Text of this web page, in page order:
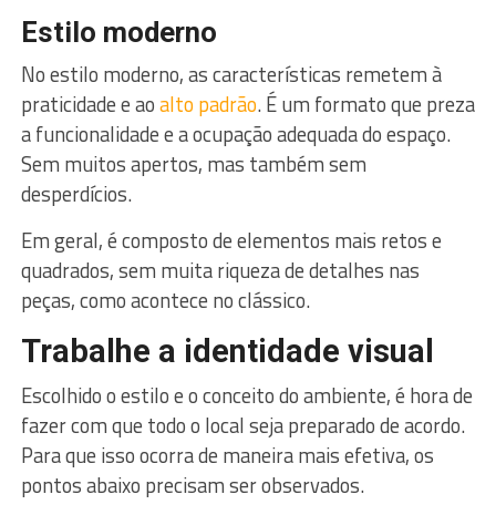
Estilo moderno
No estilo moderno, as características remetem à
praticidade e aoalto padrão. É um formato que preza
a funcionalidade e a ocupação adequada do espaço.
Sem muitos apertos, mas também sem
desperdícios.
Em geral, é composto de elementos mais retos e
quadrados, sem muita riqueza de detalhes nas
peças, como acontece no clássico.
Trabalhe a identidade visual
Escolhido o estilo e o conceito do ambiente, é hora de
fazer com que todo o local seja preparado de acordo.
Para que isso ocorra de maneira mais efetiva, os
pontos abaixo precisam ser observados.